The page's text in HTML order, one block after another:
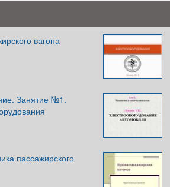
вагона
Занятие №1.
пассажирского